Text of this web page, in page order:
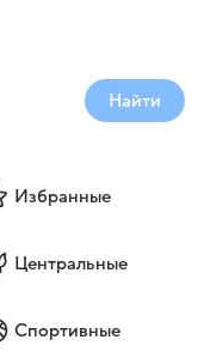
Найти
Избранные
Центральные
Спортивные